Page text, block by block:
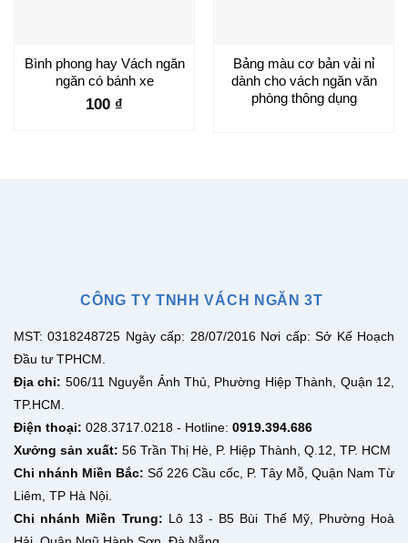
Bình phong hay Vách ngăn
ngăn có bánh xe
100 ₫
Bảng màu cơ bản vải nỉ
dành cho vách ngăn văn
phòng thông dụng
CÔNG TY TNHH VÁCH NGĂN 3T
MST: 0318248725 Ngày cấp: 28/07/2016 Nơi cấp: Sở Kế Hoạch
Đầu tư TPHCM.
Địa chỉ: 506/11 Nguyễn Ảnh Thủ, Phường Hiệp Thành, Quận 12,
TP.HCM.
Điện thoại: 028.3717.0218 - Hotline: 0919.394.686
Xưởng sản xuất: 56 Trần Thị Hè, P. Hiệp Thành, Q.12, TP. HCM
Chi nhánh Miền Bắc: Số 226 Cầu cốc, P. Tây Mỗ, Quận Nam Từ
Liêm, TP Hà Nội.
Chi nhánh Miền Trung: Lô 13 - B5 Bùi Thế Mỹ, Phường Hoà